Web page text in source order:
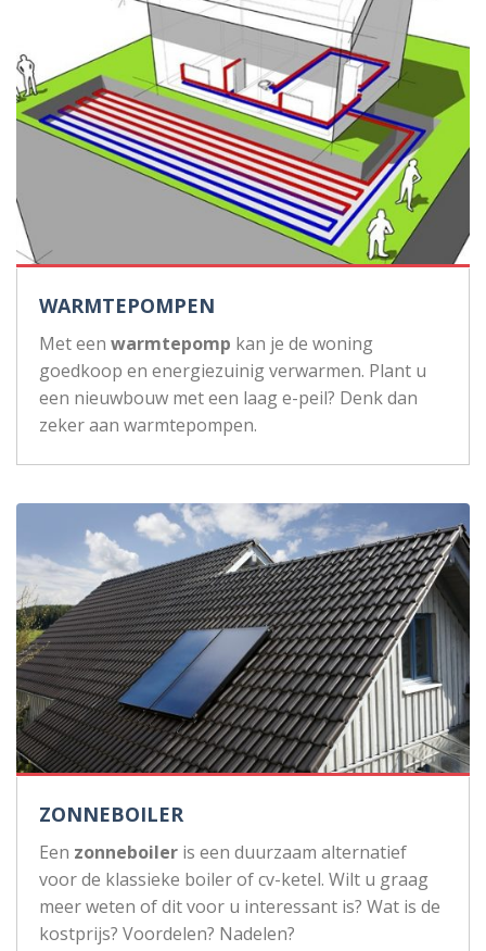
WARMTEPOMPEN
Met een warmtepomp kan je de woning
goedkoop en energiezuinig verwarmen. Plant u
een nieuwbouw met een laag e-peil? Denk dan
zeker aan warmtepompen.
ZONNEBOILER
Een zonneboiler is een duurzaam alternatief
voor de klassieke boiler of cv-ketel. Wilt u graag
meer weten of dit voor u interessant is? Wat is de
kostprijs? Voordelen? Nadelen?